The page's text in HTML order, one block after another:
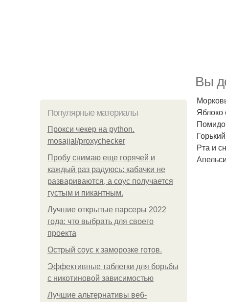
Вы
Популярные материалы
Прокси чекер на python.
mosajjal/proxychecker
Пробу снимаю еще горячей и
каждый раз радуюсь: кабачки не
развариваются, а соус получается
густым и пикантным.
Лучшие открытые парсеры 2022
года: что выбрать для своего
проекта
Острый соус к заморозке готов.
Эффективные таблетки для борьбы
с никотиновой зависимостью
Лучшие альтернативы веб-
Яблоко
Рта и